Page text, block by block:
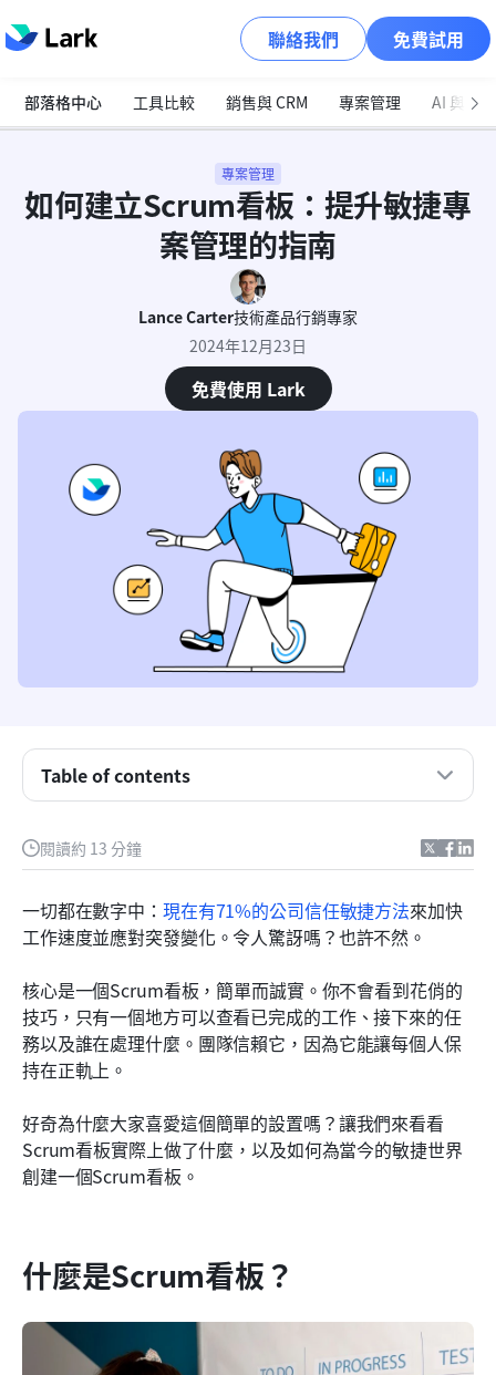
聯絡我們 免費試用
部落格中心 工具比較 銷售與 CRM 專案管理 AI 與自
專案管理
如何建立Scrum看板：提升敏捷專
案管理的指南
Lance Carter技術產品行銷專家
2024年12月23日
免費使用 Lark
閱讀約 13 分鐘
一切都在數字中： 現在有71%的公司信任敏捷方法來加快
工作速度並應對突發變化。令人驚訝嗎？也許不然。
核心是一個Scrum看板，簡單而誠實。你不會看到花俏的
技巧，只有一個地方可以查看已完成的工作、接下來的任
務以及誰在處理什麼。團隊信賴它，因為它能讓每個人保
持在正軌上。
好奇為什麼大家喜愛這個簡單的設置嗎？讓我們來看看
Scrum看板實際上做了什麼，以及如何為當今的敏捷世界
創建一個Scrum看板。
什麼是Scrum看板？
Table of contents
什麼是Scrum看板？
為什麼你需要一個Scrum看板？
讓Scrum看板運作的要素
逐步指南：使用 Lark Base 建立 Scrum 看板
最佳實踐：Scrum 看板
為什麼 Lark Base 是你使用 Scrum 看板的最佳選擇
常見問答
開始使用 Lark 建立您的 Scrum 看板